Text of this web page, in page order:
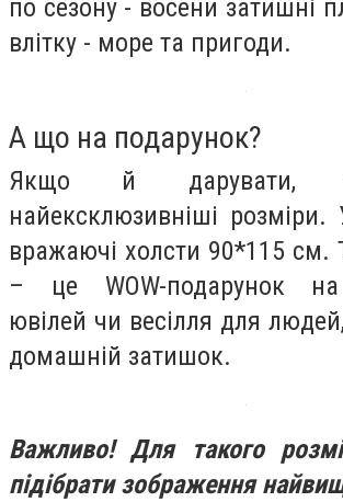
по сезону - восени затишні
влітку - море та пригоди.
А що на подарунок?
Якщо й дарувати,
найексклюзивніші
вражаючі холсти 90*115 см.
– це WOW-подарунок на
ювілей чи весілля для
домашній затишок.
Важливо! Для такого
підібрати зображення